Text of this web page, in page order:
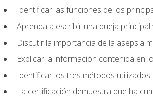
Identificar las funciones de los
Aprenda a escribir una queja
Discutir la importancia de la asepsia
Explicar la información contenida en
Identificar los tres métodos
La certificación demuestra que ha